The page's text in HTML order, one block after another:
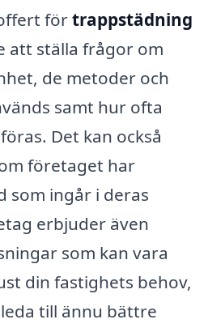
förtrappstädning
att ställa frågor om
de metoder och
samt hur ofta
Det kan också
företaget har
som ingår i deras
erbjuder även
som kan vara
din fastighets behov,
till ännu bättre